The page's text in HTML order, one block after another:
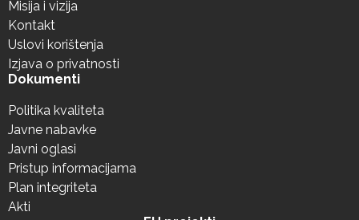
Misija i vizija
Kontakt
Uslovi korištenja
Izjava o privatnosti
Dokumenti
Politika kvaliteta
Javne nabavke
Javni oglasi
Pristup informacijama
Plan integriteta
Akti